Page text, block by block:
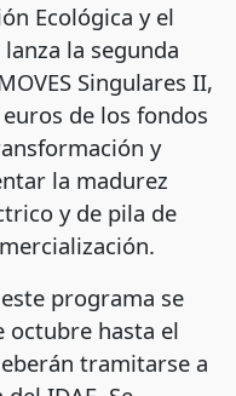
Ecológica y el
la segunda
Singulares II,
de los fondos
y
la madurez
y de pila de
programa se
octubre hasta el
tramitarse a